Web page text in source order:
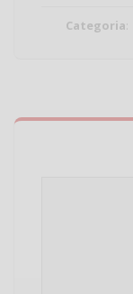
Categoria: